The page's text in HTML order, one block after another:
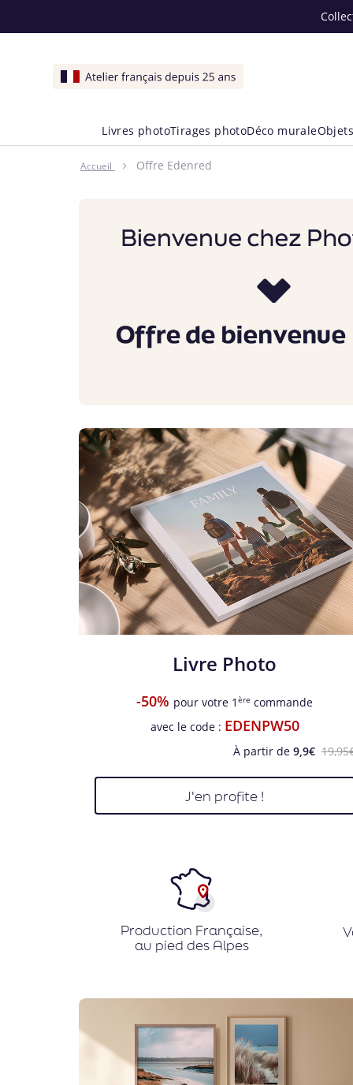
Livres photoTirages photoDéco murale
Accueil Offre Edenred
Livre Photo
-50% pour votre 1ère commande
avec le code : EDENPW50
À partir de 9,9€
J'en profite !
Production Française,
au pied des Alpes